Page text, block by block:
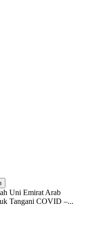
Uni Emirat Arab
Tangani COVID –...